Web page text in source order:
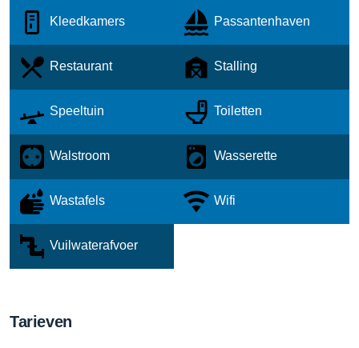
Kleedkamers Passantenhaven
Restaurant Stalling
Speeltuin Toiletten
Walstroom Wasserette
Wastafels Wifi
Vuilwaterafvoer
Tarieven